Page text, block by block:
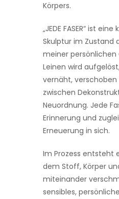
Körpers.
„JEDE FASER“ ist
Skulptur im Zustand
meiner persönlichen
Leinen wird
vernäht,
zwischen
Neuordnung. Jede
Erinnerung und
Erneuerung in sich.
Im Prozess entsteht
dem Stoff, Körper
miteinander
sensibles,